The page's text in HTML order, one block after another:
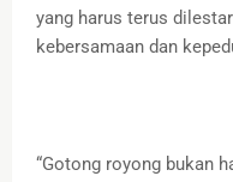
yang harus terus
kebersamaan dan
“Gotong royong bukan